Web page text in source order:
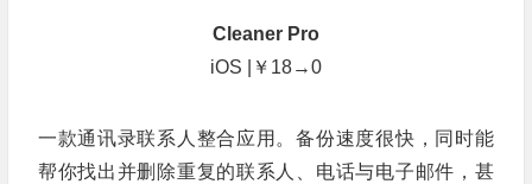
Cleaner Pro
iOS |￥18→0
一款通讯录联系人整合应用。备份速度很快，同时能
帮你找出并删除重复的联系人、电话与电子邮件，甚